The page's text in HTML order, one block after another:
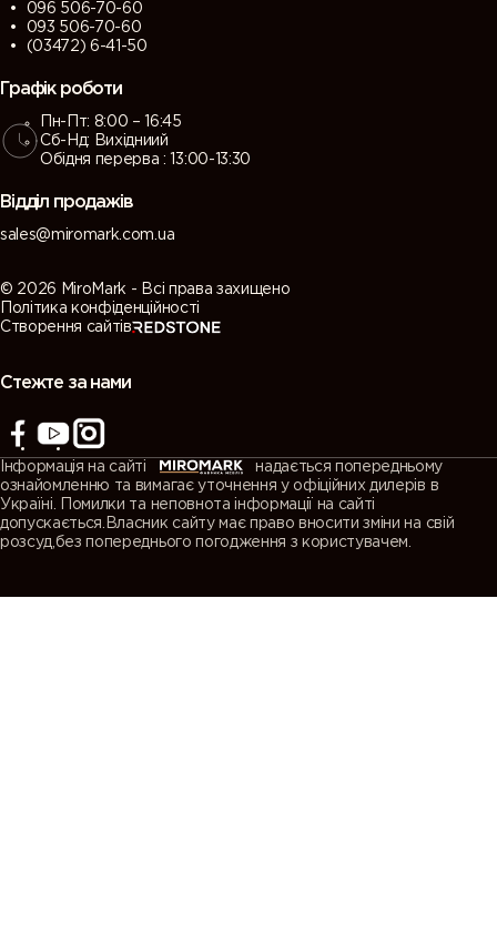
096 506-70-60
093 506-70-60
(03472) 6-41-50
Графік роботи
Пн-Пт: 8:00 – 16:45
Сб-Нд: Вихідниий
Обідня перерва : 13:00-13:30
Відділ продажів
sales@miromark.com.ua
© 2026 MiroMark - Всі права захищено
Політика конфіденційності
Створення сайтів
Стежте за нами
Інформація на сайті
надається попередньому
ознайомленню та вимагає уточнення у офіційних дилерів в
Україні. Помилки та неповнота інформації на сайті
допускається.Власник сайту має право вносити зміни на свій
розсуд,без попереднього погодження з користувачем.